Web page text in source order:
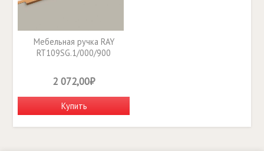
Мебельная ручка RAY
RT109SG.1/000/900
2 072,00₽
Купить